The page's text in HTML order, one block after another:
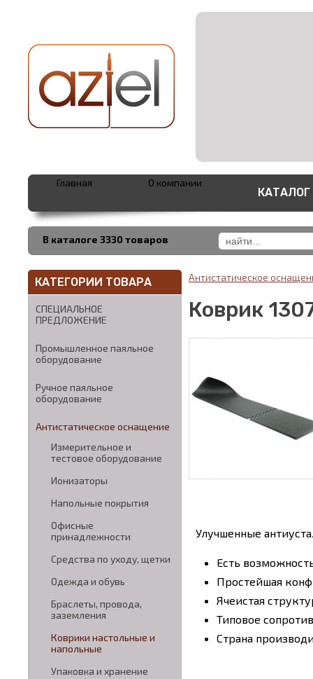
В каталоге 3330 товаров
Главная О компании
КАТАЛОГ
КАТЕГОРИИ ТОВАРА
СПЕЦИАЛЬНОЕ
ПРЕДЛОЖЕНИЕ
Промышленное паяльное
оборудование
Ручное паяльное
оборудование
Антистатическое оснащение
Измерительное и
тестовое оборудование
Ионизаторы
Напольные покрытия
Офисные
принадлежности
Средства по уходу, щетки
Одежда и обувь
Браслеты, провода,
заземления
Коврики настольные и
напольные
Упаковка и хранение
Антистатическое
Коврик
Улучшенные
Eсть
Простейшая
Ячеистая
Типовое
Страна